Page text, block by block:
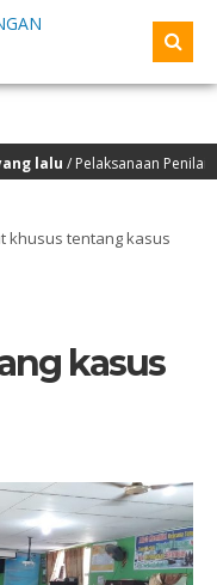
/ Pelaksanaan Penilaian
khusus tentang kasus
kasus